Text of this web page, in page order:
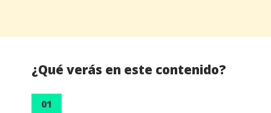
¿Qué verás en este contenido?
01